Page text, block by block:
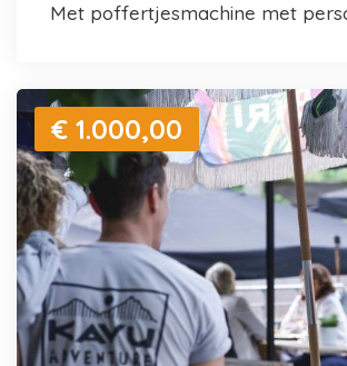
met poffertjesmachine met
€ 1.000,00